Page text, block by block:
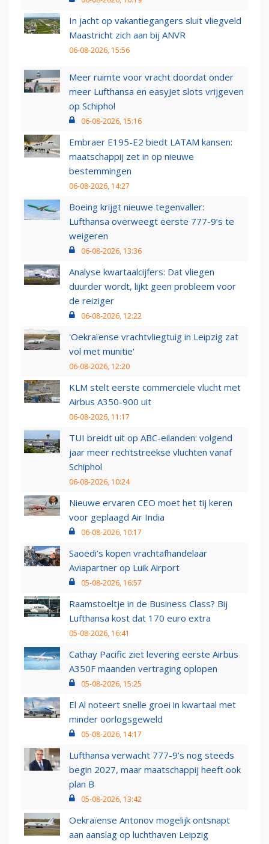
In jacht op vakantiegangers sluit vliegveld
Maastricht zich aan bij ANVR
06-08-2026, 15:56
Meer ruimte voor vracht doordat onder
meer Lufthansa en easyJet slots vrijgeven
op Schiphol
06-08-2026, 15:16
Embraer E195-E2 biedt LATAM kansen:
maatschappij zet in op nieuwe
bestemmingen
06-08-2026, 14:27
Boeing krijgt nieuwe tegenvaller:
Lufthansa overweegt eerste 777-9’s te
weigeren
06-08-2026, 13:36
Analyse kwartaalcijfers: Dat vliegen
duurder wordt, lijkt geen probleem voor
de reiziger
06-08-2026, 12:22
'Oekraïense vrachtvliegtuig in Leipzig zat
vol met munitie'
06-08-2026, 12:20
KLM stelt eerste commerciële vlucht met
Airbus A350-900 uit
06-08-2026, 11:17
TUI breidt uit op ABC-eilanden: volgend
jaar meer rechtstreekse vluchten vanaf
Schiphol
06-08-2026, 10:24
Nieuwe ervaren CEO moet het tij keren
voor geplaagd Air India
06-08-2026, 10:17
Saoedi’s kopen vrachtafhandelaar
Aviapartner op Luik Airport
05-08-2026, 16:57
Raamstoeltje in de Business Class? Bij
Lufthansa kost dat 170 euro extra
05-08-2026, 16:41
Cathay Pacific ziet levering eerste Airbus
A350F maanden vertraging oplopen
05-08-2026, 15:25
El Al noteert snelle groei in kwartaal met
minder oorlogsgeweld
05-08-2026, 14:17
Lufthansa verwacht 777-9’s nog steeds
begin 2027, maar maatschappij heeft ook
plan B
05-08-2026, 13:42
Oekraïense Antonov mogelijk ontsnapt
aan aanslag op luchthaven Leipzig